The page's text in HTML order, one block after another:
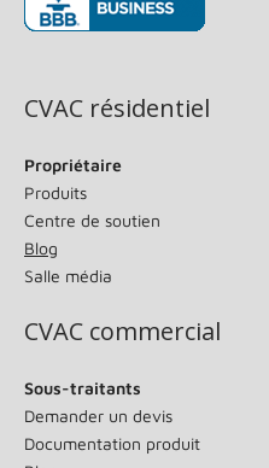
CVAC résidentiel
Propriétaire
Produits
Centre de soutien
Blog
Salle média
CVAC commercial
Sous-traitants
Demander un devis
Documentation produit